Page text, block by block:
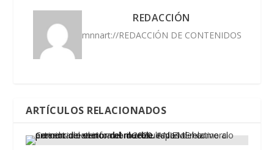
REDACCIÓN
mnnart://REDACCIÓN DE CONTENIDOS
ARTÍCULOS RELACIONADOS